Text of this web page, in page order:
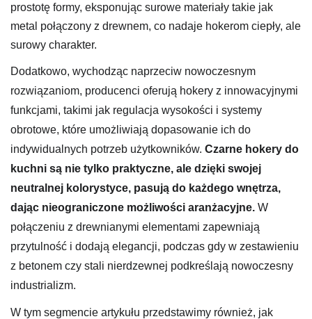
prostotę formy, eksponując surowe materiały takie jak
metal połączony z drewnem, co nadaje hokerom ciepły, ale
surowy charakter.
Dodatkowo, wychodząc naprzeciw nowoczesnym
rozwiązaniom, producenci oferują hokery z innowacyjnymi
funkcjami, takimi jak regulacja wysokości i systemy
obrotowe, które umożliwiają dopasowanie ich do
indywidualnych potrzeb użytkowników. Czarne hokery do
kuchni są nie tylko praktyczne, ale dzięki swojej
neutralnej kolorystyce, pasują do każdego wnętrza,
dając nieograniczone możliwości aranżacyjne. W
połączeniu z drewnianymi elementami zapewniają
przytulność i dodają elegancji, podczas gdy w zestawieniu
z betonem czy stali nierdzewnej podkreślają nowoczesny
industrializm.
W tym segmencie artykułu przedstawimy również, jak